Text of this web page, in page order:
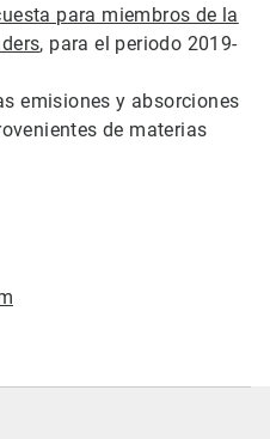
para miembros de la
, para el periodo 2019-
emisiones y absorciones
de materias